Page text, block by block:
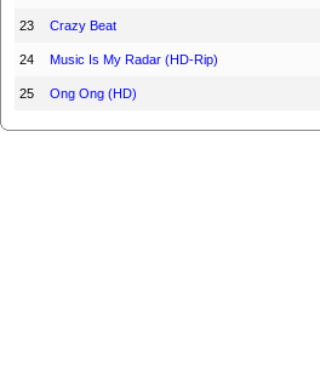
23 Crazy Beat
24 Music Is My Radar (HD-Rip)
25 Ong Ong (HD)